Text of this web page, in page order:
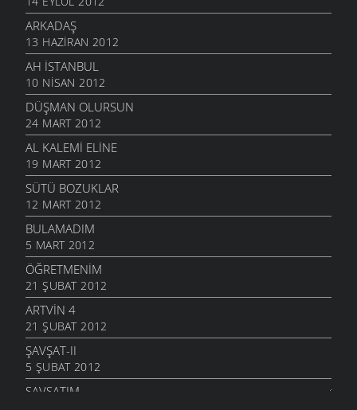
ARKADAŞ
13 HAZIRAN 2012
AH İSTANBUL
10 NISAN 2012
DÜŞMAN OLURSUN
24 MART 2012
AL KALEMI ELINE
19 MART 2012
SÜTÜ BOZUKLAR
12 MART 2012
BULAMADIM
5 MART 2012
ÖĞRETMENIM
21 ŞUBAT 2012
ARTVIN 4
21 ŞUBAT 2012
ŞAVŞAT-II
5 ŞUBAT 2012
ŞAVŞATIM